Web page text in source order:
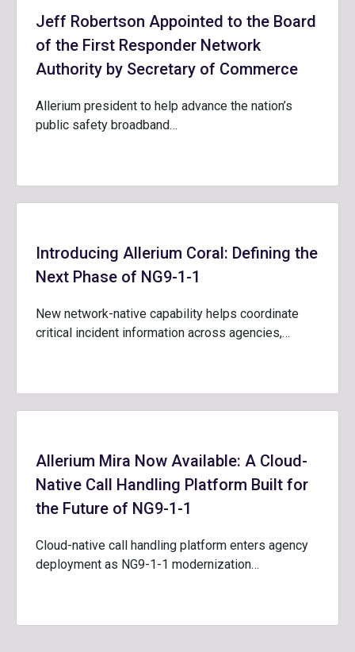
Jeff Robertson Appointed to the Board
of the First Responder Network
Authority by Secretary of Commerce
Allerium president to help advance the nation’s
public safety broadband…
Introducing Allerium Coral: Defining the
Next Phase of NG9-1-1
New network-native capability helps coordinate
critical incident information across agencies,…
Allerium Mira Now Available: A Cloud-
Native Call Handling Platform Built for
the Future of NG9-1-1
Cloud-native call handling platform enters agency
deployment as NG9-1-1 modernization…